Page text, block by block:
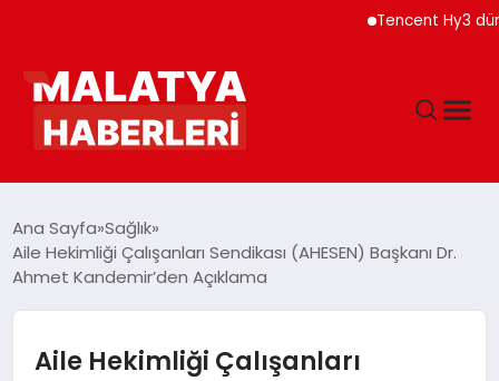
Tencent Hy3
GÜNDEM
DÜNYA
Ana Sayfa Sağlık
Aile Hekimliği Çalışanları Sendikası (AHESEN) Başkanı Dr.
Ahmet Kandemir’den Açıklama
Aile Hekimliği Çalışanları